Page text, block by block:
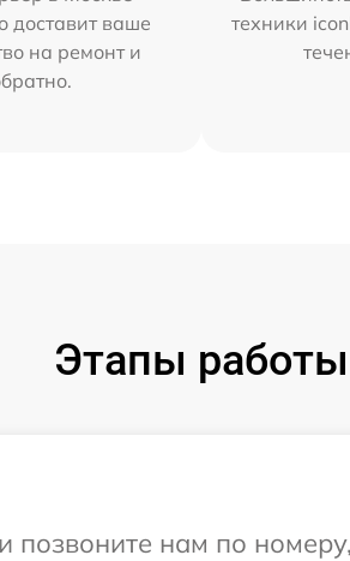
доставит ваше
на ремонт и
техники
Этапы работы
нам по